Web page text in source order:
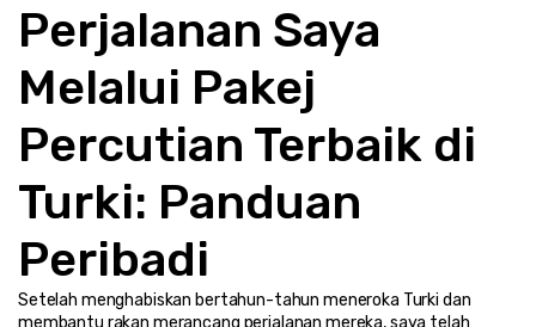
Perjalanan Saya
Melalui Pakej
Percutian Terbaik di
Turki: Panduan
Peribadi
Setelah menghabiskan bertahun-tahun meneroka Turki dan
membantu rakan merancang perjalanan mereka, saya telah